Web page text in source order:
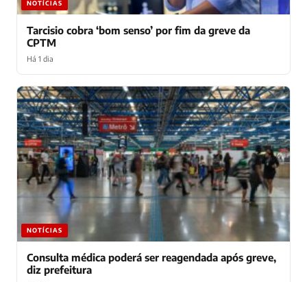
NOTÍCIAS
Tarcisio cobra ‘bom senso’ por fim da greve da
CPTM
Há 1 dia
NOTÍCIAS
Consulta médica poderá ser reagendada após greve,
diz prefeitura